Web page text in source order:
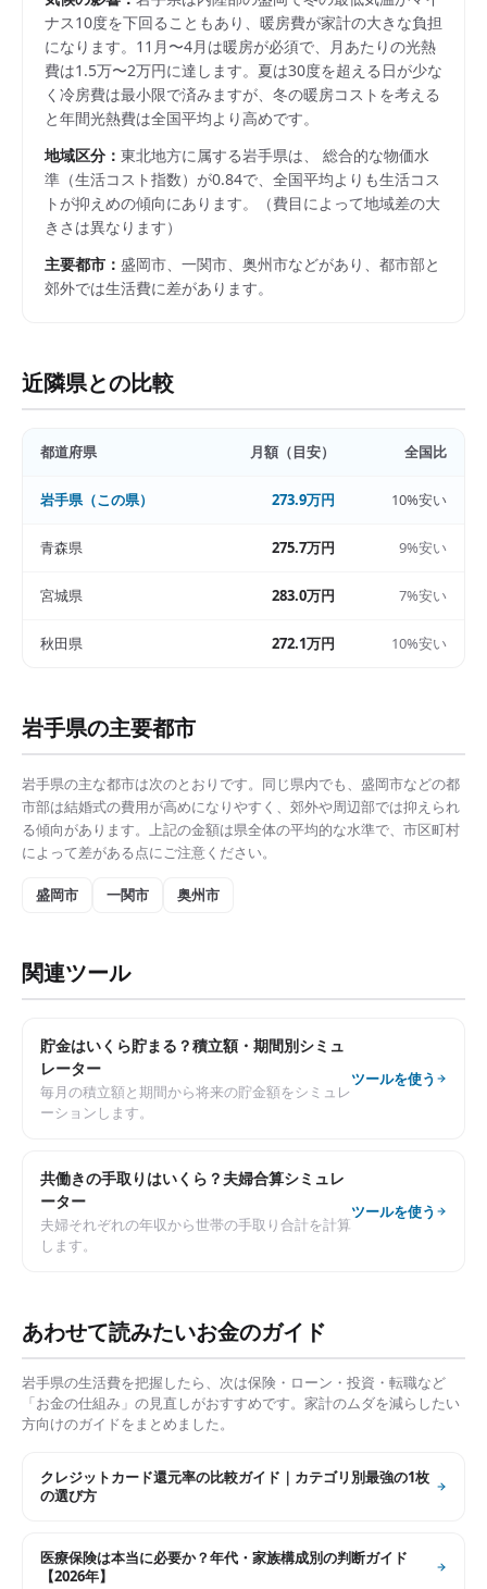
ナス10度を下回ることもあり、暖房費が家計の大きな負担
になります。11月〜4月は暖房が必須で、月あたりの光熱
費は1.5万〜2万円に達します。夏は30度を超える日が少な
く冷房費は最小限で済みますが、冬の暖房コストを考える
と年間光熱費は全国平均より高めです。
地域区分： 東北地方に属する岩手県は、 総合的な物価水
準（生活コスト指数）が0.84で、 全国平均よりも生活コス
トが抑えめの傾向にあります。
（費目によって地域差の大
きさは異なります）
主要都市： 盛岡市、一関市、奥州市などがあり、都市部と
郊外では生活費に差があります。
近隣県との比較
都道府県 月額（目安） 全国比
岩手県（この県） 273.9万円 10%安い
青森県 275.7万円 9%安い
宮城県 283.0万円 7%安い
秋田県 272.1万円 10%安い
岩手県の主要都市
岩手県の主な都市は次のとおりです。同じ県内でも、 盛岡市などの都
市部は結婚式の費用が高めになりやすく、郊外や周辺部では抑えられ
る傾向があります。上記の金額は県全体の平均的な水準で、市区町村
によって差がある点にご注意ください。
盛岡市 一関市 奥州市
関連ツール
貯金はいくら貯まる？積立額・期間別シミュ
レーター
毎月の積立額と期間から将来の貯金額をシミュレ
ーションします。
ツールを使う
共働きの手取りはいくら？夫婦合算シミュレ
ーター
夫婦それぞれの年収から世帯の手取り合計を計算
します。
ツールを使う
あわせて読みたいお金のガイド
岩手県の生活費を把握したら、次は保険・ローン・投資・転職など
「お金の仕組み」の見直しがおすすめです。家計のムダを減らしたい
方向けのガイドをまとめました。
クレジットカード還元率の比較ガイド｜カテゴリ別最強の1枚
の選び方
医療保険は本当に必要か？年代・家族構成別の判断ガイド
【2026年】